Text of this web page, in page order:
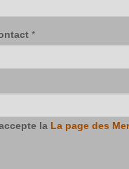
*
la La page des